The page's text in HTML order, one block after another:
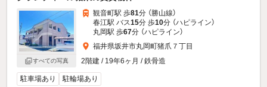
すべての写真
観音町駅 歩81分 （勝山線）
春江駅 バス15分 歩10分 （ハピライン）
丸岡駅 歩67分 （ハピライン）
福井県坂井市丸岡町猪爪７丁目
2階建 / 19年6ヶ月 / 鉄骨造
駐車場あり 駐輪場あり